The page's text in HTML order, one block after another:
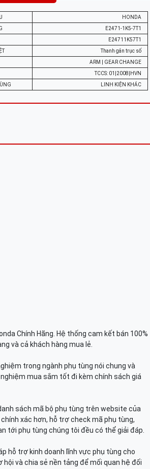
HONDA
E2471-1K5-7T1
E24711K57T1
Thanh gắn trục số
ARM | GEAR CHANGE
TCCS: 01|2008|HVN
LINH KIỆN KHÁC
Chính Hãng. Hệ thống cam kết bán 100%
và cả khách hàng mua lẻ.
trong ngành phụ tùng nói chung và
mua sắm tốt đi kèm chính sách giá
sách mã bộ phụ tùng trên website của
xác hơn, hỗ trợ check mã phụ tùng,
tới phụ tùng chúng tôi đều có thể giải đáp.
hỗ trợ kinh doanh lĩnh vực phụ tùng cho
và chia sẻ nền tảng để mối quan hệ đối